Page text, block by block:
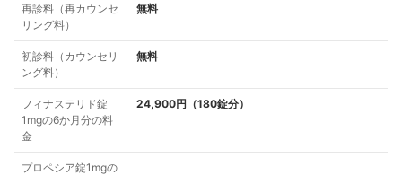
再診料（再カウンセ
リング料）
無料
初診料（カウンセリ
ング料）
無料
フィナステリド錠
1mgの6か月分の料
金
24,900円（180錠分）
プロペシア錠1mgの